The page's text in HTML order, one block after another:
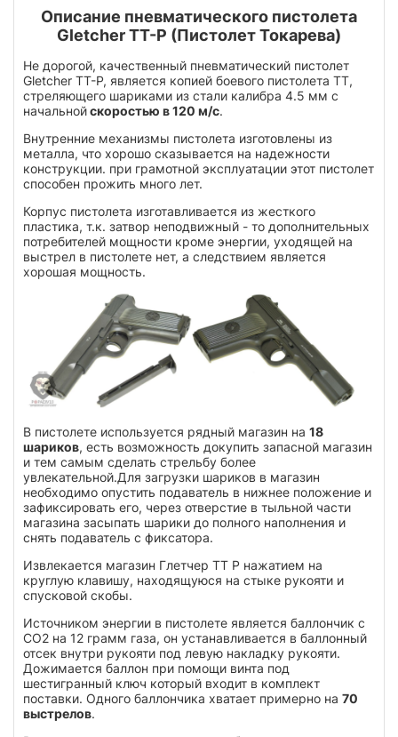
Описание пневматического пистолета
Gletcher TT-P (Пистолет Токарева)
Не дорогой, качественный пневматический пистолет
Gletcher TT-P, является копией боевого пистолета ТТ,
стреляющего шариками из стали калибра 4.5 мм с
начальнойскоростью в 120 м/с.
Внутренние механизмы пистолета изготовлены из
металла, что хорошо сказывается на надежности
конструкции. при грамотной эксплуатации этот пистолет
способен прожить много лет.
Корпус пистолета изготавливается из жесткого
пластика, т.к. затвор неподвижный - то дополнительных
потребителей мощности кроме энергии, уходящей на
выстрел в пистолете нет, а следствием является
хорошая мощность.
В пистолете используется рядный магазин на 18
шариков, есть возможность докупить запасной магазин
и тем самым сделать стрельбу более
увлекательной.Для загрузки шариков в магазин
необходимо опустить подаватель в нижнее положение и
зафиксировать его, через отверстие в тыльной части
магазина засыпать шарики до полного наполнения и
снять подаватель с фиксатора.
Извлекается магазин Глетчер ТТ Р нажатием на
круглую клавишу, находящуюся на стыке рукояти и
спусковой скобы.
Источником энергии в пистолете является баллончик с
СО2 на 12 грамм газа, он устанавливается в баллонный
отсек внутри рукояти под левую накладку рукояти.
Дожимается баллон при помощи винта под
шестигранный ключ который входит в комплект
поставки. Одного баллончика хватает примерно на 70
выстрелов.